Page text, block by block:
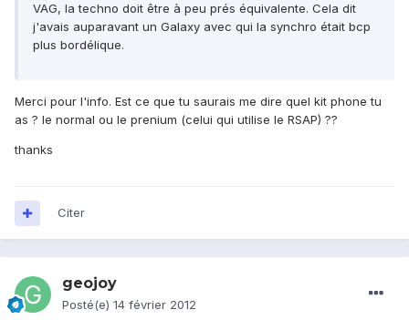
VAG, la techno doit être à peu prés équivalente. Cela dit
j'avais auparavant un Galaxy avec qui la synchro était bcp
plus bordélique.
Merci pour l'info. Est ce que tu saurais me dire quel kit phone tu
as ? le normal ou le prenium (celui qui utilise le RSAP) ??
thanks
Citer
geojoy
Posté(e) 14 février 2012